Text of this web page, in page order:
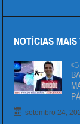
NOTÍCIAS MAIS
setembro 24,